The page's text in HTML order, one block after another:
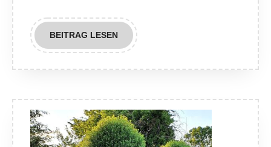
BEITRAG LESENBEITRAG
LESEN